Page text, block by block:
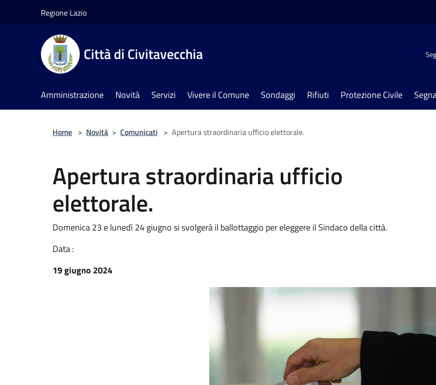
Regione Lazio
Città di Civitavecchia
Amministrazione Novità Servizi Vivere il Comune Sondaggi Rifiuti Protezione Civile
Home > Novità > Comunicati > Apertura straordinaria ufficio elettorale.
Apertura straordinaria ufficio
elettorale.
Domenica 23 e lunedì 24 giugno si svolgerà il ballottaggio per eleggere il Sindaco della città.
Data :
19 giugno 2024